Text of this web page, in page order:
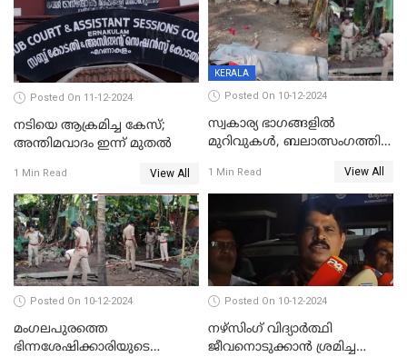
Posted On 11-12-2024
നടിയെ ആക്രമിച്ച കേസ്;
അന്തിമവാദം ഇന്ന് മുതല്‍
1 Min Read View All
KERALA
Posted On 10-12-2024
സ്വകാര്യ ഭാഗങ്ങളിൽ
മുറിവുകൾ, ബലാത്സംഗത്തിന്
കൊലപാതകത്തില്‍
പോസ്റ്റ്‌മോർട്ടം റിപ്പോർട്ട്
1 Min Read View All
Posted On 10-12-2024
മംഗലപുരത്തെ
ഭിന്നശേഷിക്കാരിയുടെ
Posted On 10-12-2024
നഴ്‌സിംഗ് വിദ്യാർത്ഥി
ജീവനൊടുക്കാന്‍ ശ്രമിച്ച